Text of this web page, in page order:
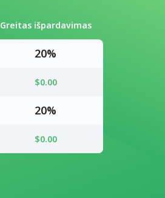
Greitas išpardavimas
20%
$0.00
20%
$0.00